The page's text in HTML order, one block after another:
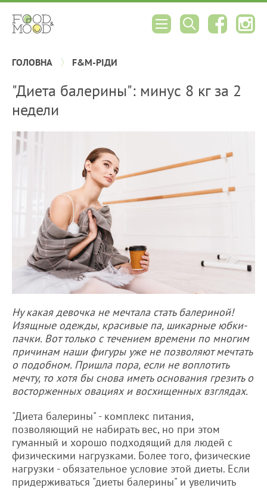
ГОЛОВНА F&M-РІДИ
"Диета балерины": минус 8 кг за 2
недели
Ну какая девочка не мечтала стать балериной!
Изящные одежды, красивые па, шикарные юбки-
пачки. Вот только с течением времени по многим
причинам наши фигуры уже не позволяют мечтать
о подобном. Пришла пора, если не воплотить
мечту, то хотя бы снова иметь основания грезить о
восторженных овациях и восхищенных взглядах.
"Диета балерины" - комплекс питания,
позволяющий не набирать вес, но при этом
гуманный и хорошо подходящий для людей с
физическими нагрузками. Более того, физические
нагрузки - обязательное условие этой диеты. Если
придерживаться "диеты балерины" и увеличить